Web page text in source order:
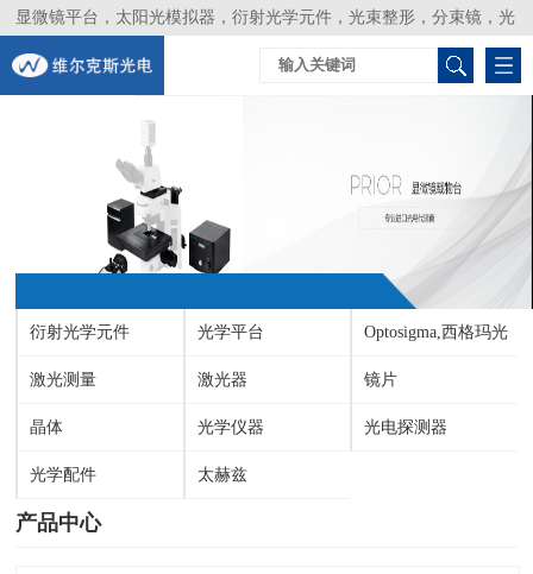
显微镜平台，太阳光模拟器，衍射光学元件，光束整形，分束镜，光
谱仪，生物激光器，光束分析仪，Layertec
衍射光学元件 光学平台 Optosigma,西格玛光
机
激光测量 激光器 镜片
晶体 光学仪器 光电探测器
光学配件 太赫兹
产品中心